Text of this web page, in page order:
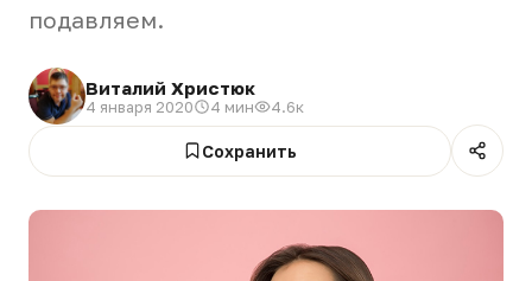
подавляем.
Виталий Христюк
4 января 2020 4 мин 4.6к
Сохранить